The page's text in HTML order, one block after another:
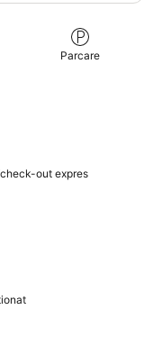
Parcare
out expres